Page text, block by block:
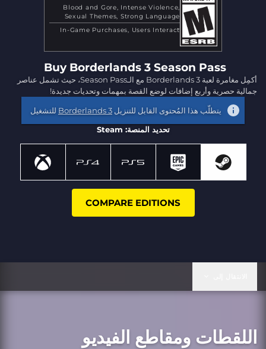
Blood and Gore
Intense Violence
Sexual Themes Strong Language
In-Game Purchases
Users Interact
Buy Borderlands 3 Season Pass
أكمِل مغامرة لعبة Borderlands 3 مع الـSeason Pass، حيث تشمل عناصر
جمالية حصرية وأربع إضافات لوضع القصة بمهمات وتحديات جديدة!
يتطلّب هذا المُحتوى القابل للتنزيل Borderlands 3 للتشغيل
تحديد المنصة: Steam
COMPARE EDITIONS
اللقطات ومقاطع الفيديو